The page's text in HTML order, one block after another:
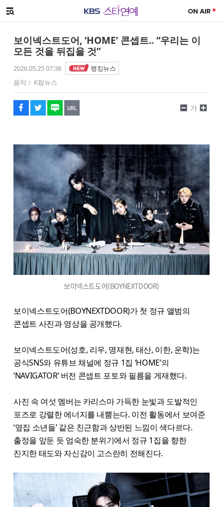
메뉴 열기
보이넥스트도어, ‘HOME’ 콘셉트.. “우리는 이
모든 것을 뒤집을 것”
2026.05.25 07:38
랭킹뉴스
음악
K팝뉴스
페이스북
트위터
네이버
URL복사
글씨 작게보기
가
글씨 크게보기
보이넥스트도어(BOYNEXTDOOR)
보이넥스트도어(BOYNEXTDOOR)가 첫 정규 앨범의
콘셉트 사진과 영상을 공개했다.
보이넥스트도어(성호, 리우, 명재현, 태산, 이한, 운학)는
공식SNS와 유튜브 채널에 정규 1집 ‘HOME’의
‘NAVIGATOR’ 버전 콘셉트 포토와 필름을 게재했다.
사진 속 여섯 멤버는 카리스마 가득한 눈빛과 도발적인
포즈로 강렬한 에너지를 내뿜는다. 이전 활동에서 보여준
‘옆집 소년들’ 같은 친근함과 상반된 느낌이 색다르다.
출정을 앞둔 듯 엄숙한 분위기에서 정규 1집을 향한
진지한 태도와 자신감이 고스란히 전해진다.